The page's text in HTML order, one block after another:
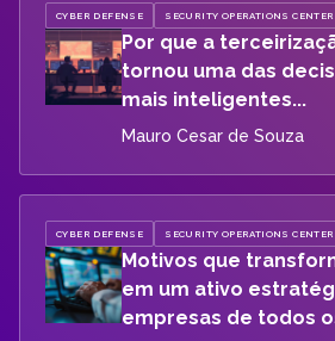
CYBER DEFENSE SECURITY OPERATIONS CENTER
Por que a
tornou uma das
mais inteligentes...
Mauro Cesar de Souza
CYBER DEFENSE SECURITY OPERATIONS CENTER
Motivos que
em um ativo
empresas de todos